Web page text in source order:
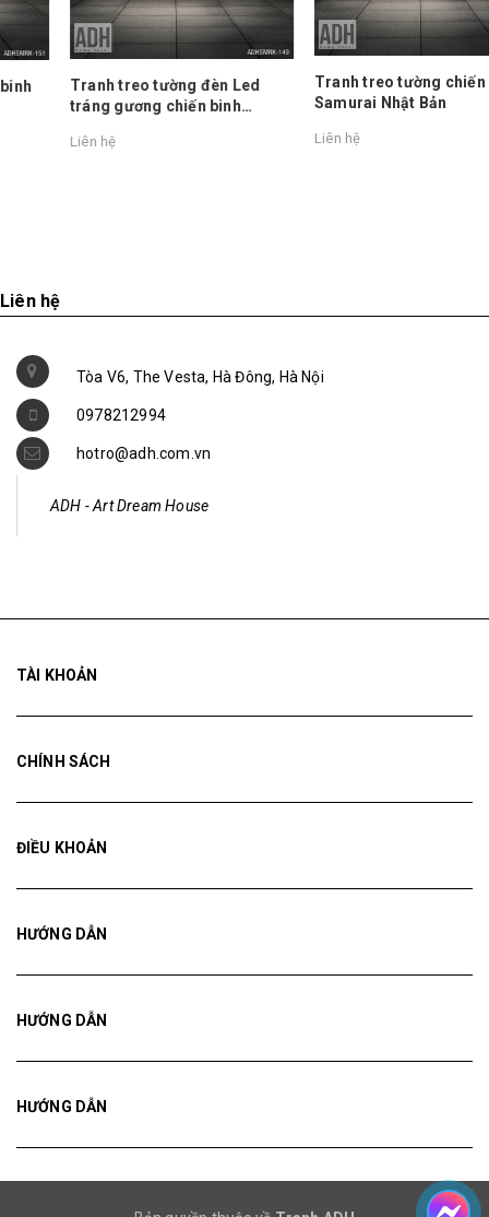
Tranh treo tường đèn Led
tráng gương chiến binh
Tranh treo tường chiến binh
Samurai Nhật Bản
Liên hệ
Tòa V6, The Vesta, Hà Đông, Hà Nội
0978212994
hotro@adh.com.vn
ADH - Art Dream House
TÀI KHOẢN
CHÍNH SÁCH
ĐIỀU KHOẢN
HƯỚNG DẪN
HƯỚNG DẪN
HƯỚNG DẪN